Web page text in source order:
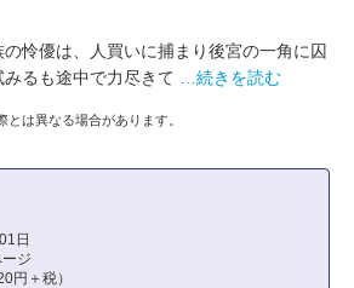
怜優は、人買いに捕まり後宮の一角に囚
るも途中で力尽きて
…続きを読む
は異なる場合があります。
日
ジ
円＋税）